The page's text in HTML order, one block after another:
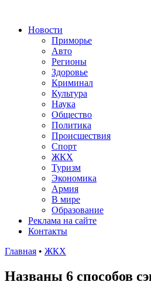
Новости
Приморье
Авто
Регионы
Здоровье
Криминал
Культура
Наука
Общество
Политика
Происшествия
Спорт
ЖКХ
Туризм
Экономика
Армия
В мире
Образование
Реклама на сайте
Контакты
Главная • ЖКХ
Названы 6 способов